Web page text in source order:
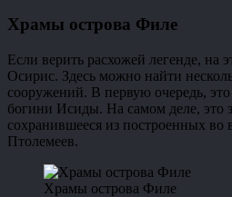
Храмы острова Филе
Если верить расхожей легенде, на
Осирис. Здесь можно найти
сооружений. В первую очередь,
богини Исиды. На самом деле, это
сохранившееся из построенных во
Птолемеев.
Храмы острова Филе